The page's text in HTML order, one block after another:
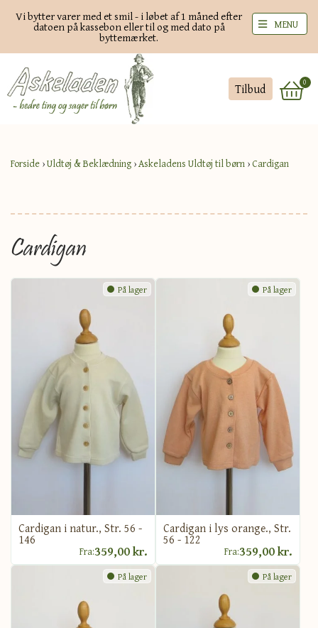
Vi bytter varer med et smil - i løbet af 1 måned efter
datoen på kassebon eller til og med dato på
byttemærket.
Tilbud 0
MENU
Forside ›Uldtøj & Beklædning ›Askeladens Uldtøj til børn › Cardigan
Cardigan
På lager
Cardigan i natur., Str. 56 -
146
Fra:359,00 kr.
På lager
Cardigan i lys orange., Str.
56 - 122
Fra:359,00 kr.
På lager På lager